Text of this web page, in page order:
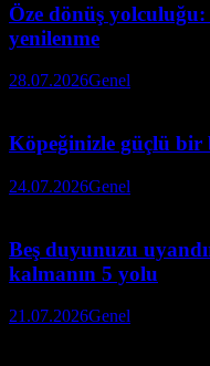
Öze dönüş
yenilenme
28.07.2026Genel
Köpeğinizle güçlü bir
24.07.2026Genel
Beş duyunuzu
kalmanın 5 yolu
21.07.2026Genel